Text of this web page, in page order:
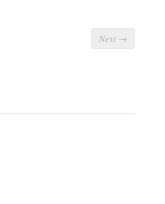
Next →